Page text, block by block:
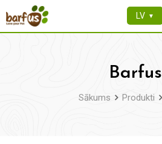
uz
LV ▼
Barfus
Sākums Produkti